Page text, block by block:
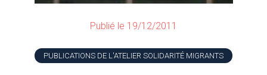
Publié le 19/12/2011
PUBLICATIONS DE L'ATELIER SOLIDARITÉ MIGRANTS